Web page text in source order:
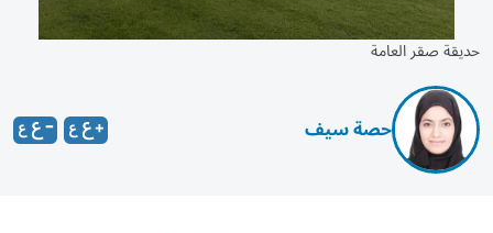
حديقة صقر العامة
حصة سيف